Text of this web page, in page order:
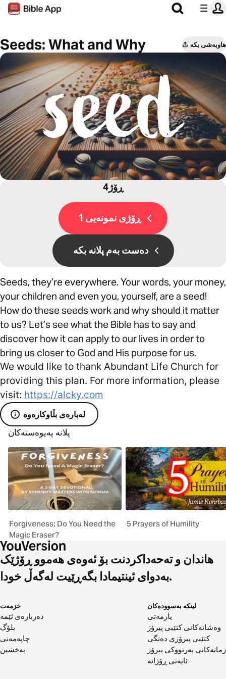
Seeds: What and Why هاوبەشی بکە
4ڕۆژ
ڕۆژی نمونەیی 1
دەست بەم پلانە بکە
Seeds, they’re everywhere. Your words, your money,
your children and even you, yourself, are a seed!
How do these seeds work and why should it matter
to us? Let’s see what the Bible has to say and
discover how it can apply to our lives in order to
bring us closer to God and His purpose for us.
We would like to thank Abundant Life Church for
providing this plan. For more information, please
visit: https://alcky.com
لەبارەی بڵاوکارەوە
پلانە پەیوەستەکان
Forgiveness: Do You Need the
Magic Eraser?
5 Prayers of Humility
هاندان و تەحەداکردنت بۆ ئەوەی هەموو ڕۆژێک
بەدوای ئینتیمادا بگەڕێیت لەگەڵ خودا.
خزمەت
دەربارەی ئێمە
بلۆگ
چاپەمەنی
بەخشین
لینکە بەسوودەکان
یارمەتی
وەشانەکانی کتێبی پیرۆز
کتێبی پیرۆزی دەنگی
زمانەکانی پەرتووکی پیرۆز
ئایەتی ڕۆژانە